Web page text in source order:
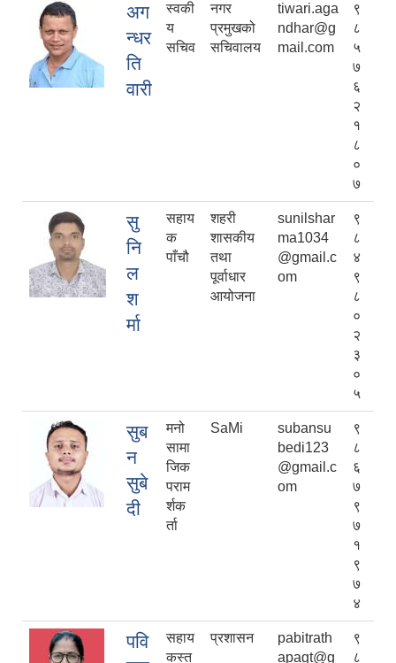
अग
न्धर
ति
वारी
स्वकी
य
सचिव
नगर
प्रमुखको
सचिवालय
tiwari.aga
ndhar@g
mail.com
९
८
५
७
६
२
१
८
०
७
सु
नि
ल
श
र्मा
सहाय
क
पाँचौ
शहरी
शासकीय
तथा
पूर्वाधार
आयोजना
sunilshar
ma1034
@gmail.c
om
९
८
४
९
८
०
२
३
०
५
सुब
न
सुबे
दी
मनो
सामा
जिक
पराम
र्शक
र्ता
SaMi
subansu
bedi123
@gmail.c
om
९
८
६
७
९
७
१
९
७
४
पवि
सहाय
कस्त
प्रशासन
pabitrath
apagt@g
९
८